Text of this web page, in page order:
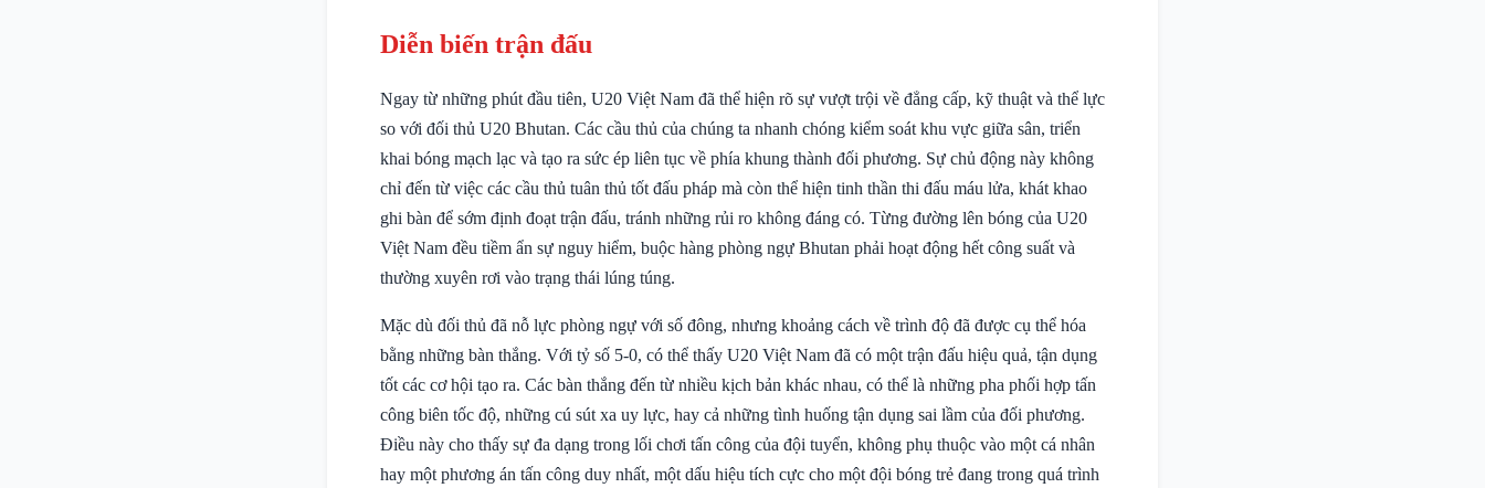
Diễn biến trận đấu
Ngay từ những phút đầu tiên, U20 Việt Nam đã thể hiện rõ sự vượt trội về đẳng cấp, kỹ thuật và thể lực
so với đối thủ U20 Bhutan. Các cầu thủ của chúng ta nhanh chóng kiểm soát khu vực giữa sân, triển
khai bóng mạch lạc và tạo ra sức ép liên tục về phía khung thành đối phương. Sự chủ động này không
chỉ đến từ việc các cầu thủ tuân thủ tốt đấu pháp mà còn thể hiện tinh thần thi đấu máu lửa, khát khao
ghi bàn để sớm định đoạt trận đấu, tránh những rủi ro không đáng có. Từng đường lên bóng của U20
Việt Nam đều tiềm ẩn sự nguy hiểm, buộc hàng phòng ngự Bhutan phải hoạt động hết công suất và
thường xuyên rơi vào trạng thái lúng túng.
Mặc dù đối thủ đã nỗ lực phòng ngự với số đông, nhưng khoảng cách về trình độ đã được cụ thể hóa
bằng những bàn thắng. Với tỷ số 5-0, có thể thấy U20 Việt Nam đã có một trận đấu hiệu quả, tận dụng
tốt các cơ hội tạo ra. Các bàn thắng đến từ nhiều kịch bản khác nhau, có thể là những pha phối hợp tấn
công biên tốc độ, những cú sút xa uy lực, hay cả những tình huống tận dụng sai lầm của đối phương.
Điều này cho thấy sự đa dạng trong lối chơi tấn công của đội tuyển, không phụ thuộc vào một cá nhân
hay một phương án tấn công duy nhất, một dấu hiệu tích cực cho một đội bóng trẻ đang trong quá trình